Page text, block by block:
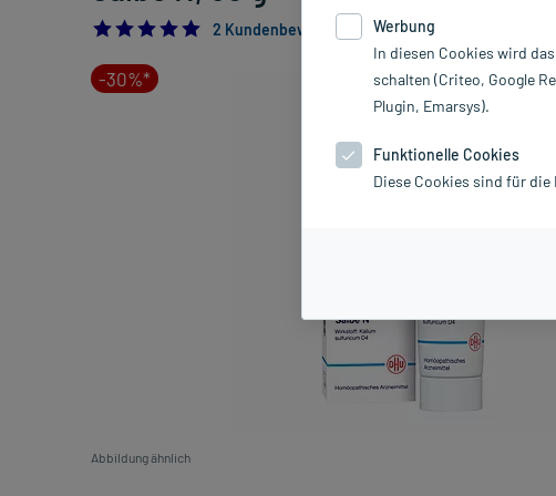
5.0
2 Kundenbewertungen*
-30%*
Abbildung ähnlich
Werbung
In diesen Cookies wird
schalten (Criteo, Google
Plugin, Emarsys).
Funktionelle Cookies
Diese Cookies sind für